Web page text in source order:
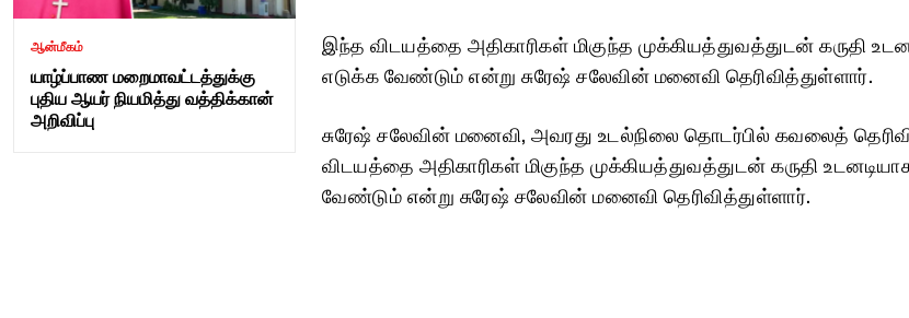
ஆன்மீகம்
யாழ்ப்பாண மறைமாவட்டத்துக்கு
புதிய ஆயர் நியமித்து வத்திக்கான்
அறிவிப்பு
இந்த விடயத்தை அதிகாரிகள் மிகுந்த முக்கியத்துவத்துடன் கருதி
எடுக்க வேண்டும் என்று சுரேஷ் சலேவின் மனைவி தெரிவித்துள்ளார்.
சுரேஷ் சலேவின் மனைவி, அவரது உடல்நிலை தொடர்பில் கவலைத்
விடயத்தை அதிகாரிகள் மிகுந்த முக்கியத்துவத்துடன் கருதி
வேண்டும் என்று சுரேஷ் சலேவின் மனைவி தெரிவித்துள்ளார்.